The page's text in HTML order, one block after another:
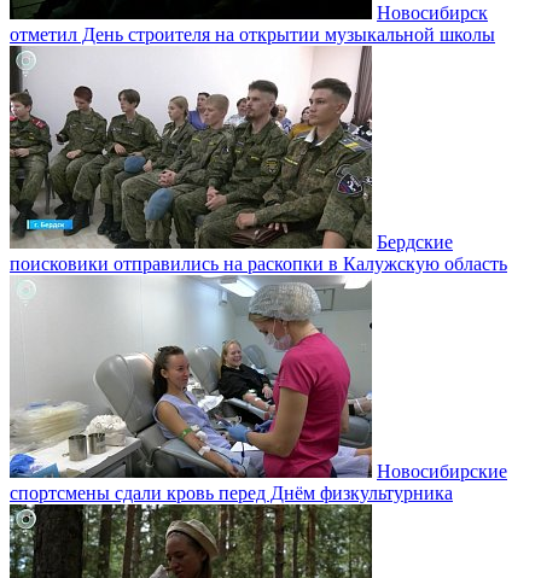
Новосибирск
отметил День строителя на открытии музыкальной школы
Бердские
поисковики отправились на раскопки в Калужскую область
Новосибирские
спортсмены сдали кровь перед Днём физкультурника